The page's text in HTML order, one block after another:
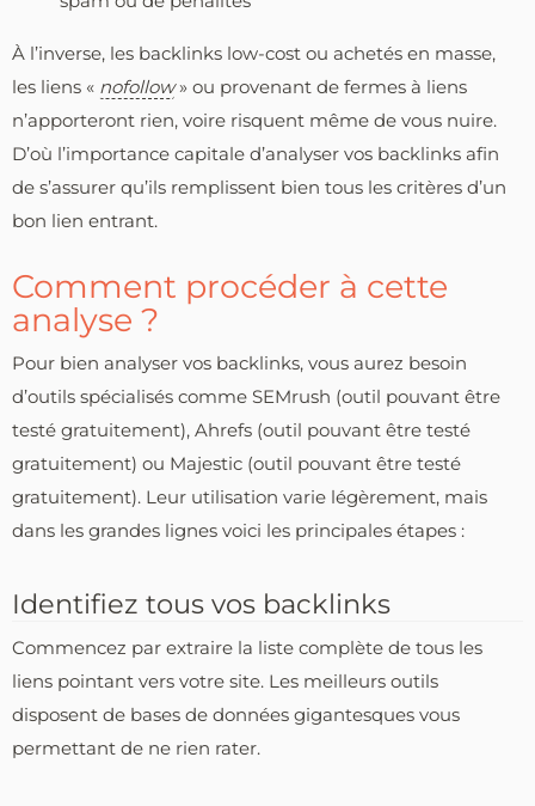
À l’inverse, les backlinks low-cost ou achetés en masse,
les liens « nofollow» ou provenant de fermes à liens
n’apporteront rien, voire risquent même de vous nuire.
D’où l’importance capitale d’analyser vos backlinks afin
de s’assurer qu’ils remplissent bien tous les critères d’un
bon lien entrant.
Comment procéder à cette
analyse ?
Pour bien analyser vos backlinks, vous aurez besoin
d’outils spécialisés comme SEMrush (outil pouvant être
testé gratuitement), Ahrefs (outil pouvant être testé
gratuitement) ou Majestic (outil pouvant être testé
gratuitement). Leur utilisation varie légèrement, mais
dans les grandes lignes voici les principales étapes :
Identifiez tous vos backlinks
Commencez par extraire la liste complète de tous les
liens pointant vers votre site. Les meilleurs outils
disposent de bases de données gigantesques vous
permettant de ne rien rater.